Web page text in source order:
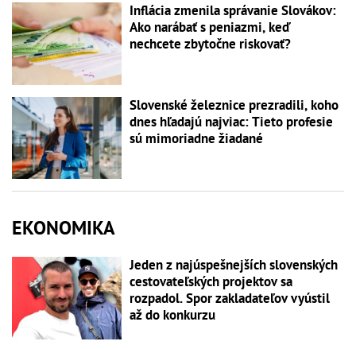
Inflácia zmenila správanie Slovákov:
Ako narábať s peniazmi, keď
nechcete zbytočne riskovať?
Slovenské železnice prezradili, koho
dnes hľadajú najviac: Tieto profesie
sú mimoriadne žiadané
EKONOMIKA
Jeden z najúspešnejších slovenských
cestovateľských projektov sa
rozpadol. Spor zakladateľov vyústil
až do konkurzu